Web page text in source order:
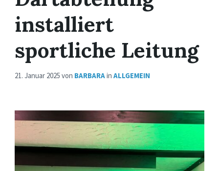
installiert
sportliche Leitung
21. Januar 2025 von BARBARAin ALLGEMEIN